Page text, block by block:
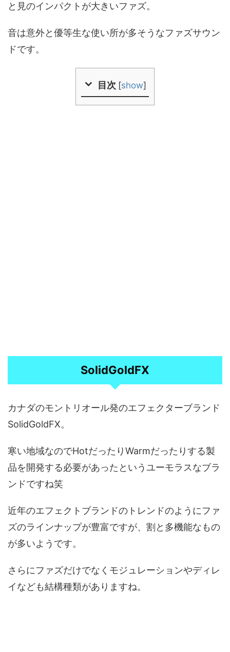
と見のインパクトが大きいファズ。
音は意外と優等生な使い所が多そうなファズサウン
ドです。
目次 [show]
SolidGoldFX
カナダのモントリオール発のエフェクターブランド
SolidGoldFX。
寒い地域なのでHotだったりWarmだったりする製
品を開発する必要があったというユーモラスなブラ
ンドですね笑
近年のエフェクトブランドのトレンドのようにファ
ズのラインナップが豊富ですが、割と多機能なもの
が多いようです。
さらにファズだけでなくモジュレーションやディレ
イなども結構種類がありますね。